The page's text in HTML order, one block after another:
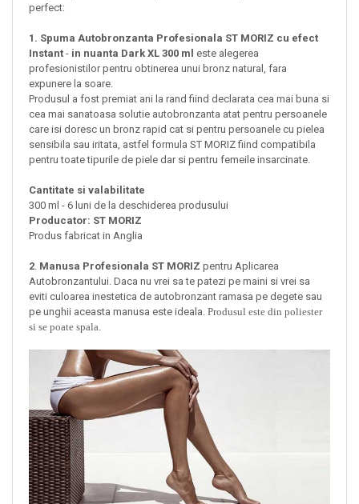
perfect:
1. Spuma Autobronzanta Profesionala ST MORIZ cu efect
Instant - in nuanta Dark XL 300 ml este alegerea
profesionistilor pentru obtinerea unui bronz natural, fara
expunere la soare.
Produsul a fost premiat ani la rand fiind declarata cea mai buna si
cea mai sanatoasa solutie autobronzanta atat pentru persoanele
care isi doresc un bronz rapid cat si pentru persoanele cu pielea
sensibila sau iritata, astfel formula ST MORIZ fiind compatibila
pentru toate tipurile de piele dar si pentru femeile insarcinate.
Cantitate si valabilitate
300 ml - 6 luni de la deschiderea produsului
Producator: ST MORIZ
Produs fabricat in Anglia
2. Manusa Profesionala ST MORIZ pentru Aplicarea
Autobronzantului. Daca nu vrei sa te patezi pe maini si vrei sa
eviti culoarea inestetica de autobronzant ramasa pe degete sau
pe unghii aceasta manusa este ideala. Produsul este din poliester
si se poate spala.